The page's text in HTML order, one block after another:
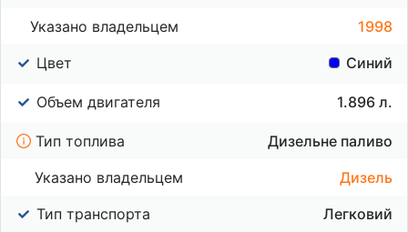
Указано владельцем
1998
Цвет
Синий
Объем двигателя 1.896 л.
Тип топлива
Дизельне паливо
Указано владельцем
Дизель
Тип транспорта
Легковий